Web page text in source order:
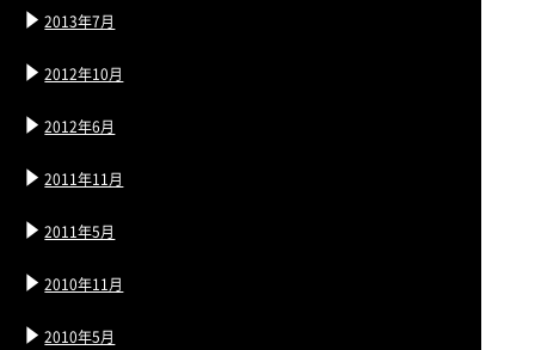
2013年7月
2012年10月
2012年6月
2011年11月
2011年5月
2010年11月
2010年5月